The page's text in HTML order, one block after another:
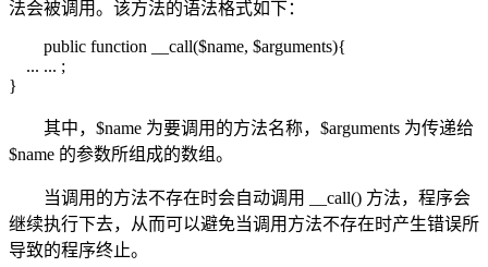
法会被调用。该方法的语法格式如下：
public function __call($name, $arguments){
... ... ;
}
其中，$name 为要调用的方法名称，$arguments 为传递给
$name 的参数所组成的数组。
当调用的方法不存在时会自动调用 __call() 方法，程序会
继续执行下去，从而可以避免当调用方法不存在时产生错误所
导致的程序终止。